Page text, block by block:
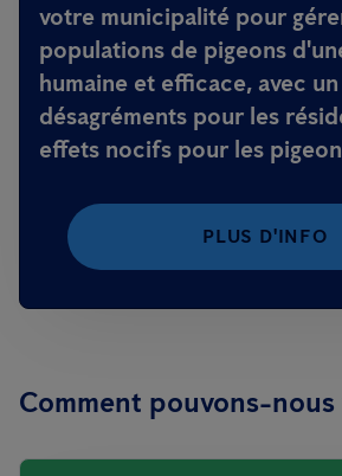
votre municipalité pour
populations de pigeons
humaine et efficace, avec
désagréments pour les
effets nocifs pour les
PLUS D'INFO
Comment pouvons-nous